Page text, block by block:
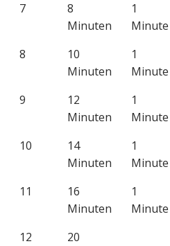
7
8
Minuten
1
Minute
8
10
Minuten
1
Minute
9
12
Minuten
1
Minute
10
14
Minuten
1
Minute
11
16
Minuten
1
Minute
12
20